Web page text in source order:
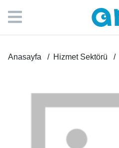
Anasayfa Hizmet Sektörü